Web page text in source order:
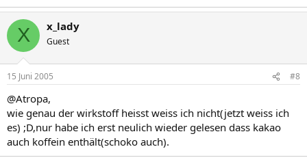
X x_lady
Guest
15 Juni 2005 #8
@Atropa,
wie genau der wirkstoff heisst weiss ich nicht(jetzt weiss ich
es) ;D,nur habe ich erst neulich wieder gelesen dass kakao
auch koffein enthält(schoko auch).